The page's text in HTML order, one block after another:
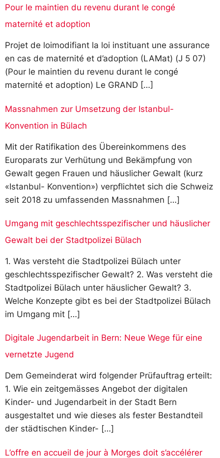
Pour le maintien du revenu durant le congé
maternité et adoption
Projet de loimodifiant la loi instituant une assurance
en cas de maternité et d’adoption (LAMat) (J 5 07)
(Pour le maintien du revenu durant le congé
maternité et adoption) Le GRAND […]
Massnahmen zur Umsetzung der Istanbul-
Konvention in Bülach
Mit der Ratifikation des Übereinkommens des
Europarats zur Verhütung und Bekämpfung von
Gewalt gegen Frauen und häuslicher Gewalt (kurz
«Istanbul- Konvention») verpflichtet sich die Schweiz
seit 2018 zu umfassenden Massnahmen […]
Umgang mit geschlechtsspezifischer und häuslicher
Gewalt bei der Stadtpolizei Bülach
1. Was versteht die Stadtpolizei Bülach unter
geschlechtsspezifischer Gewalt? 2. Was versteht die
Stadtpolizei Bülach unter häuslicher Gewalt? 3.
Welche Konzepte gibt es bei der Stadtpolizei Bülach
im Umgang mit […]
Digitale Jugendarbeit in Bern: Neue Wege für eine
vernetzte Jugend
Dem Gemeinderat wird folgender Prüfauftrag erteilt:
1. Wie ein zeitgemässes Angebot der digitalen
Kinder- und Jugendarbeit in der Stadt Bern
ausgestaltet und wie dieses als fester Bestandteil
der städtischen Kinder- […]
L’offre en accueil de jour à Morges doit s’accélérer